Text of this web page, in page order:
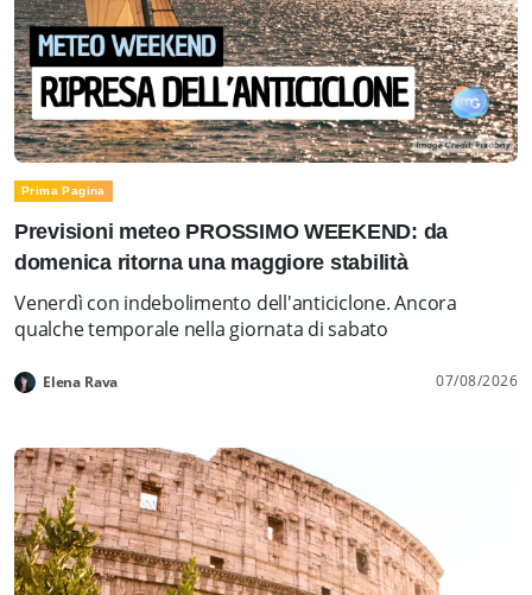
Prima Pagina
Previsioni meteo PROSSIMO WEEKEND: da
domenica ritorna una maggiore stabilità
Venerdì con indebolimento dell'anticiclone. Ancora
qualche temporale nella giornata di sabato
Elena Rava 07/08/2026